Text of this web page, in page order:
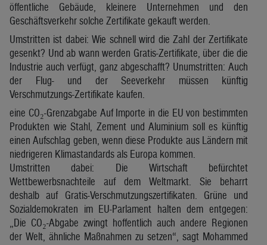
öffentliche Gebäude, kleinere Unternehmen und den
Geschäftsverkehr solche Zertifikate gekauft werden.
Umstritten ist dabei: Wie schnell wird die Zahl der Zertifikate
gesenkt? Und ab wann werden Gratis-Zertifikate, über die die
Industrie auch verfügt, ganz abgeschafft? Unumstritten: Auch
der Flug- und der Seeverkehr müssen künftig
Verschmutzungs-Zertifikate kaufen.
eine CO₂-Grenzabgabe Auf Importe in die EU von bestimmten
Produkten wie Stahl, Zement und Aluminium soll es künftig
einen Aufschlag geben, wenn diese Produkte aus Ländern mit
niedrigeren Klimastandards als Europa kommen.
Umstritten dabei: Die Wirtschaft befürchtet
Wettbewerbsnachteile auf dem Weltmarkt. Sie beharrt
deshalb auf Gratis-Verschmutzungszertifikaten. Grüne und
Sozialdemokraten im EU-Parlament halten dem entgegen:
„Die CO₂-Abgabe zwingt hoffentlich auch andere Regionen
der Welt, ähnliche Maßnahmen zu setzen“, sagt Mohammed